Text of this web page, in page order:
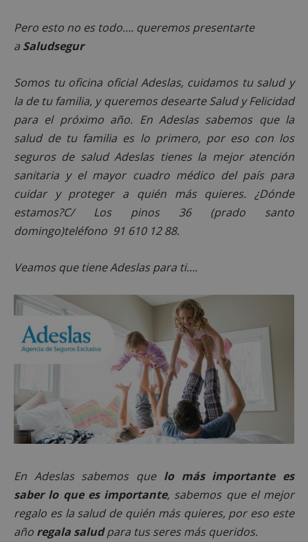
Pero esto no es todo…. queremos presentarte
a Saludsegur
Somos tu oficina oficial Adeslas, cuidamos tu salud y
la de tu familia, y queremos desearte Salud y Felicidad
para el próximo año. En Adeslas sabemos que la
salud de tu familia es lo primero, por eso con los
seguros de salud Adeslas tienes la mejor atención
sanitaria y el mayor cuadro médico del país para
cuidar y proteger a quién más quieres. ¿Dónde
estamos?C/ Los pinos 36 (prado santo
domingo)teléfono 91 610 12 88.
Veamos que tiene Adeslas para ti….
En Adeslas sabemos que lo más importante es
saber lo que es importante, sabemos que el mejor
regalo es la salud de quién más quieres, por eso este
año regala saludpara tus seres más queridos.